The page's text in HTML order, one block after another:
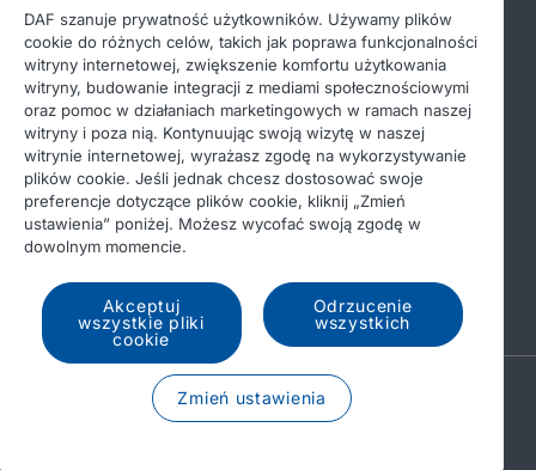
© 2026 DAF
Nota prawna
Ochrona danych osobowych
DAF i pliki cookie
Income Tax Report
A PACCAR COMPANY
DRIVEN BY QUALITY
DAF szanuje prywatność użytkowników. Używamy plików
cookie do różnych celów, takich jak poprawa funkcjonalności
witryny internetowej, zwiększenie komfortu użytkowania
witryny, budowanie integracji z mediami społecznościowymi
oraz pomoc w działaniach marketingowych w ramach naszej
witryny i poza nią. Kontynuując swoją wizytę w naszej
witrynie internetowej, wyrażasz zgodę na wykorzystywanie
plików cookie. Jeśli jednak chcesz dostosować swoje
preferencje dotyczące plików cookie, kliknij „Zmień
ustawienia” poniżej. Możesz wycofać swoją zgodę w
dowolnym momencie.
Akceptuj
wszystkie pliki
cookie
Odrzucenie
wszystkich
Zmień ustawienia